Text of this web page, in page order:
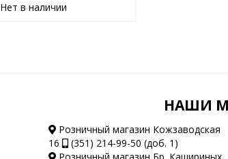
Нет в наличии
НАШИ
Розничный магазин Кожзаводская
16
(351) 214-99-50 (доб. 1)